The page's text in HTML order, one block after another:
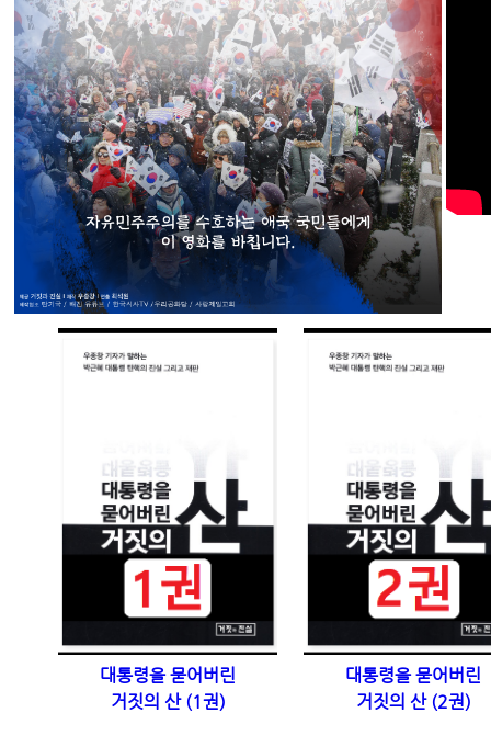
대통령을 묻어버린
거짓의 산 (1권)
대통령을 묻어버린
거짓의 산 (2권)